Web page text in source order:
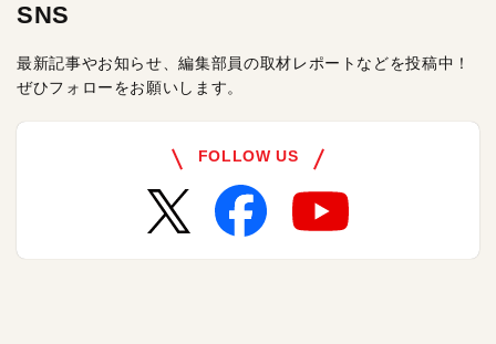
SNS
最新記事やお知らせ、編集部員の取材レポートなどを投稿中！
ぜひフォローをお願いします。
FOLLOW US